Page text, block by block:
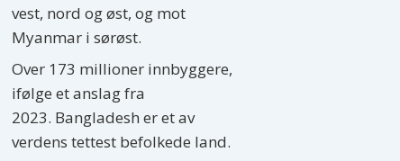
vest, nord og øst, og mot
Myanmar i sørøst.
Over 173 millioner innbyggere,
ifølge et anslag fra
2023. Bangladesh er et av
verdens tettest befolkede land.